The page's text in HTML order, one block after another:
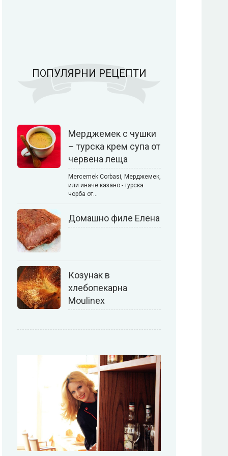
Риба Салати
ПОПУЛЯРНИ РЕЦЕПТИ
Мерджемек с чушки
– турска крем супа от
червена леща
Mercemek Corbasi, Мерджемек,
или иначе казано - турска
чорба от…
Домашно филе Елена
Козунак в
хлебопекарна
Moulinex